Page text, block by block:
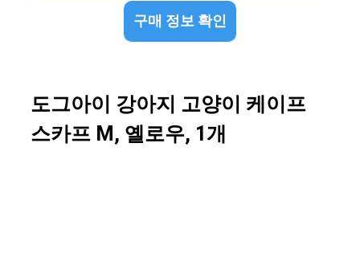
구매 정보 확인
도그아이 강아지 고양이 케이프
스카프 M, 옐로우, 1개